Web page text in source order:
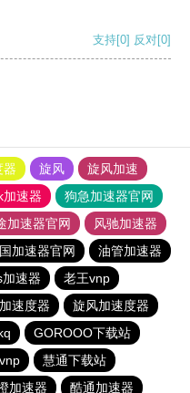
支持[0] 反对[0]
器 旋风
旋风加速
加速器
狗急加速器官网
加速器官网
风驰加速器
加速器官网
油管加速器
加速器
老王vnp
速度器
旋风加速度器
GOROOO下载站
慧通下载站
加速器 酷通加速器